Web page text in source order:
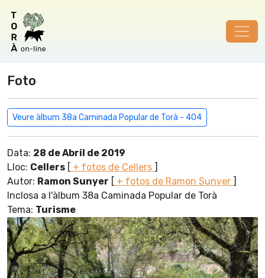
Foto
Veure àlbum 38a Caminada Popular de Torà - 404
Data: 28 de Abril de 2019
Lloc: Cellers [ + fotos de Cellers ]
Autor: Ramon Sunyer [ + fotos de Ramon Sunyer ]
Inclosa a l'àlbum 38a Caminada Popular de Torà
Tema: Turisme